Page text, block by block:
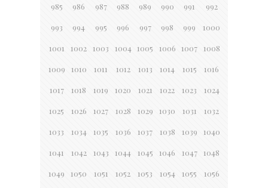
985 986 987 988 989 990 991 992
993 994 995 996 997 998 999 1000
1001 1002 1003 1004 1005 1006 1007 1008
1009 1010 1011 1012 1013 1014 1015 1016
1017 1018 1019 1020 1021 1022 1023 1024
1025 1026 1027 1028 1029 1030 1031 1032
1033 1034 1035 1036 1037 1038 1039 1040
1041 1042 1043 1044 1045 1046 1047 1048
1049 1050 1051 1052 1053 1054 1055 1056